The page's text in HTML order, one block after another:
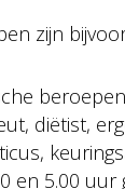
zijn
diëtist,
en 5.00 uur